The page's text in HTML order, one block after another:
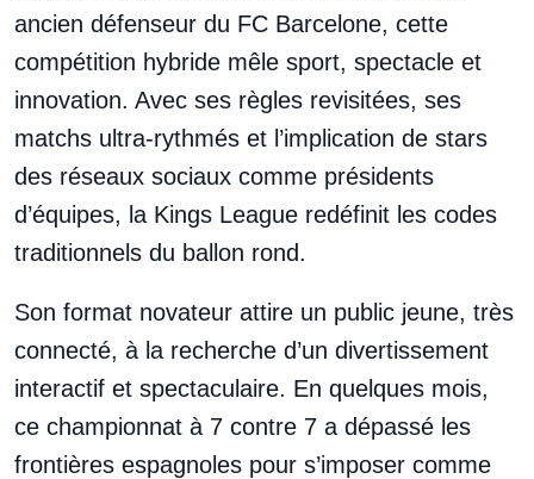
ancien défenseur du FC Barcelone, cette
compétition hybride mêle sport, spectacle et
innovation. Avec ses règles revisitées, ses
matchs ultra-rythmés et l’implication de stars
des réseaux sociaux comme présidents
d’équipes, la Kings League redéfinit les codes
traditionnels du ballon rond.
Son format novateur attire un public jeune, très
connecté, à la recherche d’un divertissement
interactif et spectaculaire. En quelques mois,
ce championnat à 7 contre 7 a dépassé les
frontières espagnoles pour s’imposer comme